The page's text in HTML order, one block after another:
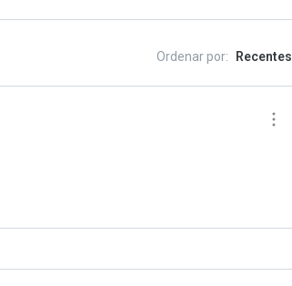
Ordenar por: Recentes